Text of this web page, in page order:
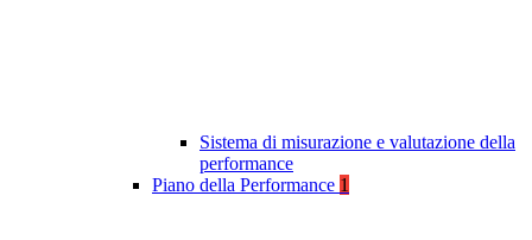
Sistema di misurazione e valutazione della
performance
Piano della Performance 1